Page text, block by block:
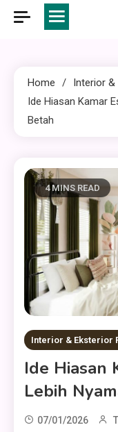
Home
Interior &
Ide Hiasan Kamar
Betah
4 MINS READ
Interior & Eksterior
Ide Hiasan
Lebih
07/01/2026